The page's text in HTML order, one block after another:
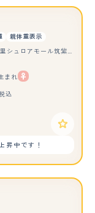
親体重表示
犬の家＆猫の里シュロアモール筑紫野店
まれ
込
昇中です！